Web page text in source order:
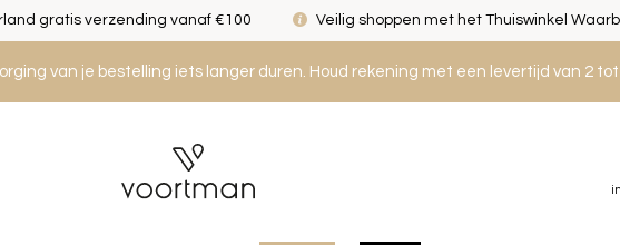
van je bestelling iets langer duren. Houd rekening met een levertijd van 2
gratis verzending vanaf €100 Veilig shoppen met het Thuiswinkel